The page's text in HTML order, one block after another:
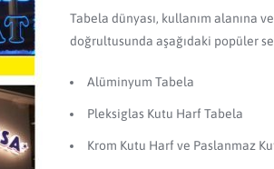
Tabela dünyası, kullanım alanına
doğrultusunda aşağıdaki popüler
Alüminyum Tabela
Pleksiglas Kutu Harf Tabela
Krom Kutu Harf ve Paslanmaz